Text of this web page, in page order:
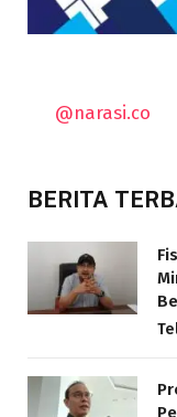
@narasi.co
BERITA